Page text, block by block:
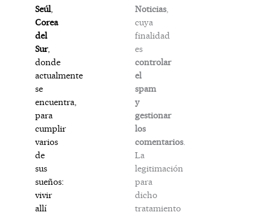
Seúl,
Corea
del
Sur,
donde
actualmente
se
encuentra,
para
cumplir
varios
de
sus
sueños:
vivir
allí
Noticias,
cuya
finalidad
es
controlar
el
spam
y
gestionar
los
comentarios.
La
legitimación
para
dicho
tratamiento